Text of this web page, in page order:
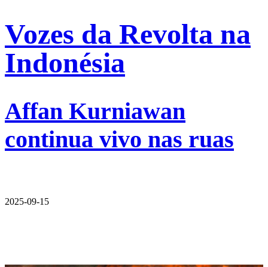
Vozes da Revolta na
Indonésia
Affan Kurniawan
continua vivo nas ruas
2025-09-15